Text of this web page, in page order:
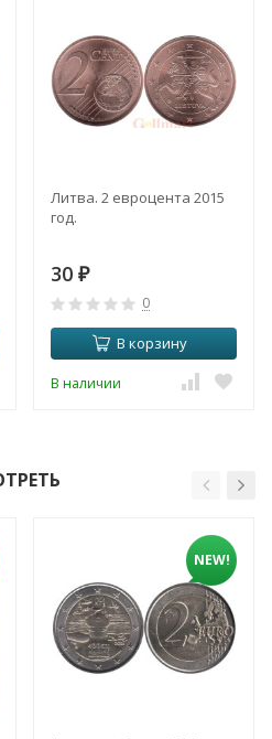
Литва. 2 евроцента 2015
год.
30 ₽
0
В корзину
В наличии
NEW!